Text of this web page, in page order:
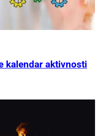
kalendar aktivnosti